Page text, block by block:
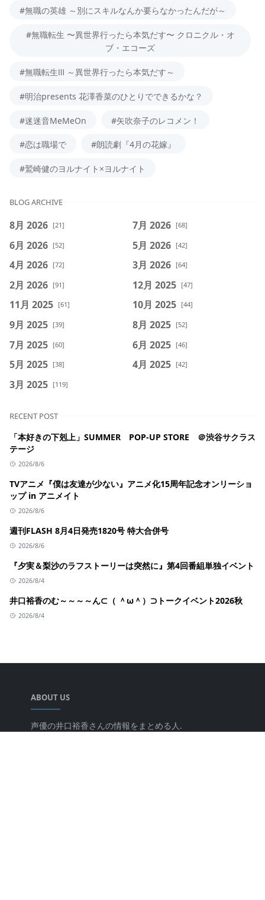
#無職の英雄 ～別にスキルなんか要らなかったんだが～
#無職転生 〜異世界行ったら本気だす〜 クロニクル・オ
ブ・エコーズ
#無職転生Ⅲ ～異世界行ったら本気だす～
#明治presents 花澤香菜のひとりでできるかな？
#迷迷音MeMeOn #矢吹奈子のレコメン！
#恋は職場で #朗読劇『4月の花嫁』
#鷲崎健のヨルナイト×ヨルナイト
BLOG ARCHIVE
8月 2026 [21] 7月 2026 [68]
6月 2026 [52] 5月 2026 [42]
4月 2026 [72] 3月 2026 [64]
2月 2026 [91] 12月 2025 [47]
11月 2025 [61] 10月 2025 [44]
9月 2025 [39] 8月 2025 [52]
7月 2025 [60] 6月 2025 [46]
5月 2025 [38] 4月 2025 [42]
3月 2025 [119]
RECENT POST
「本好きの下剋上」SUMMER POP-UP STORE ＠渋谷サクラス
テージ
2026/8/6
TVアニメ『僕は友達が少ない』アニメ化15周年記念オンリーショ
ップ in アニメイト
2026/8/6
週刊FLASH 8月4日発売1820号 特大合併号
2026/8/6
『夕実＆梨沙のラフストーリーは突然に』第4回番組単独イベント
2026/8/4
井口裕香のむ～～～～ん⊂（ ＾ω＾）⊃トークイベント2026秋
2026/8/4
ABOUT US
声優の井口裕香さんの情報をまとめる人.